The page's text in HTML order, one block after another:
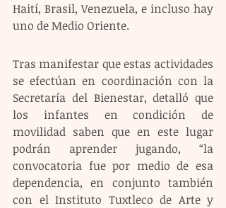
Haití, Brasil, Venezuela, e incluso hay
uno de Medio Oriente.
Tras manifestar que estas actividades
se efectúan en coordinación con la
Secretaría del Bienestar, detalló que
los infantes en condición de
movilidad saben que en este lugar
podrán aprender jugando, “la
convocatoria fue por medio de esa
dependencia, en conjunto también
con el Instituto Tuxtleco de Arte y